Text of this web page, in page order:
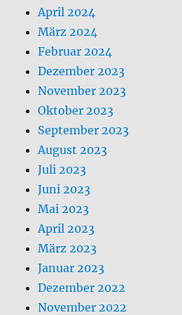
April 2024
März 2024
Februar 2024
Dezember 2023
November 2023
Oktober 2023
September 2023
August 2023
Juli 2023
Juni 2023
Mai 2023
April 2023
März 2023
Januar 2023
Dezember 2022
November 2022